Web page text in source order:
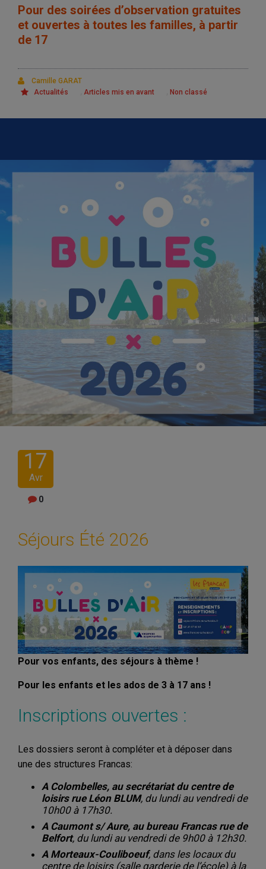
Pour des soirées d’observation gratuites
et ouvertes à toutes les familles, à partir
de 17
Camille GARAT
Actualités
Articles mis en avant Non classé
17
Avr
0
Séjours Été 2026
Pour vos enfants, des séjours à thème !
Pour les enfants et les ados de 3 à 17 ans !
Inscriptions ouvertes :
Les dossiers seront à compléter et à déposer dans
une des structures Francas:
A Colombelles, au secrétariat du centre de
loisirs rue Léon BLUM, du lundi au vendredi de
10h00 à 17h30.
A Caumont s/ Aure, au bureau Francas rue de
Belfort, du lundi au vendredi de 9h00 à 12h30.
A Morteaux-Couliboeuf, dans les locaux du
centre de loisirs (salle garderie de l’école) à la